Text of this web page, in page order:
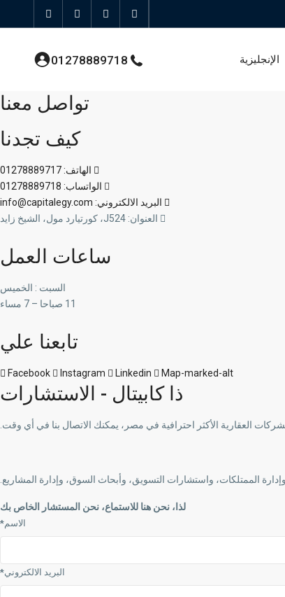
الإنجليزية 01278889718
تواصل معنا
كيف تجدنا
الهاتف: 01278889717
الواتساب: 01278889718
البريد الالكتروني: info@capitalegy.com
العنوان: J524، كورتيارد مول، الشيخ زايد
ساعات العمل
السبت : الخميس
11 صباحا – 7 مساء
تابعنا علي
Facebook Instagram Linkedin Map-marked-alt
ذا كابيتال - الاستشارات
العقارية الأكثر احترافية في مصر، يمكنك الاتصال بنا في أي وقت.
الممتلكات، واستشارات التسويق، وأبحاث السوق، وإدارة المشاريع.
لذا، نحن هنا للاستماع، نحن المستشار الخاص بك
الاسم*
البريد الالكتروني*